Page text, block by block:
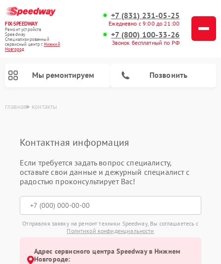
FIX-SPEEDWAY
Ремонт устройств
Speedway
Специализированный
cервисный центр г.Нижний
Новгород
+7 (831) 231-05-25
Ежедневно с 9:00 до 21:00
+7 (800) 100-33-26
Звонок бесплатный по РФ
Мы ремонтируем Позвонить
главная контакты
Контактная информация
Если требуется задать вопрос специалисту,
оставьте свои данные и дежурный специалист с
радостью проконсультирует Вас!
Отправляя заявку на ремонт техники Speedway, Вы соглашаетесь с
Политикой конфиденциальности
Адрес сервисного центра Speedway в Нижнем
Новгороде: